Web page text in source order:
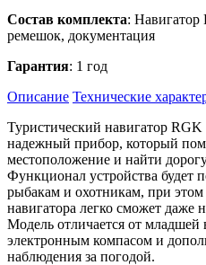
Состав комплекта: Навигатор
ремешок, документация
Гарантия: 1 год
Описание Технические
Туристический навигатор
надежный прибор, который
местоположение и найти
Функционал устройства будет
рыбакам и охотникам, при этом
навигатора легко сможет даже
Модель отличается от
электронным компасом и
наблюдения за погодой.